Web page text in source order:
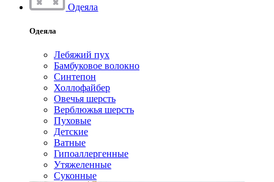
Одеяла
Одеяла
Лебяжий пух
Бамбуковое волокно
Синтепон
Холлофайбер
Овечья шерсть
Верблюжья шерсть
Пуховые
Детские
Ватные
Гипоаллергенные
Утяжеленные
Суконные